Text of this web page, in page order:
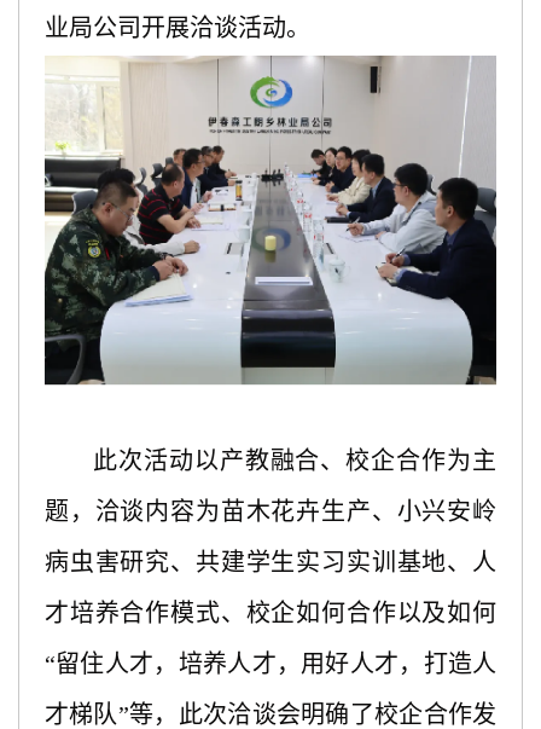
业局公司开展洽谈活动。
此次活动以产教融合、校企合作为主
题，洽谈内容为苗木花卉生产、小兴安岭
病虫害研究、共建学生实习实训基地、人
才培养合作模式、校企如何合作以及如何
“留住人才，培养人才，用好人才，打造人
才梯队”等，此次洽谈会明确了校企合作发